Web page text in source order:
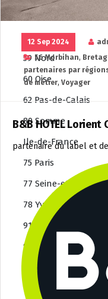
Hauts-de-France
02 Aisne
59 Nord
60 Oise
62 Pas-de-Calais
80 Somme
Ile-de-France
75 Paris
77 Seine-et-Marne
78 Yvelines
91 Essonne
92 Hauts-de-Seine
93 Seine-Saint-Denis
94 Val-de-Marne
12 Sep 2024
56 Morbihan,
partenaires par
de métier, Voyager
B&B HOTEL Lorient
partenaire du label et